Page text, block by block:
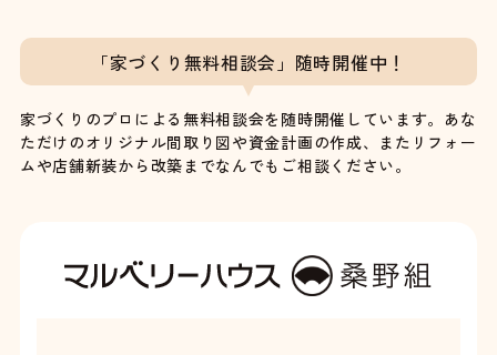
「家づくり無料相談会」随時開催中！
家づくりのプロによる無料相談会を随時開催しています。あな
ただけのオリジナル間取り図や資金計画の作成、またリフォー
ムや店舗新装から改築までなんでもご相談ください。